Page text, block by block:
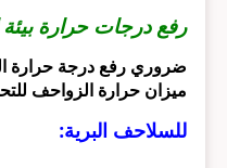
رفع درجات حرارة بيئة
ضروري رفع درجة حرارة
ميزان حرارة الزواحف
للسلاحف البرية: